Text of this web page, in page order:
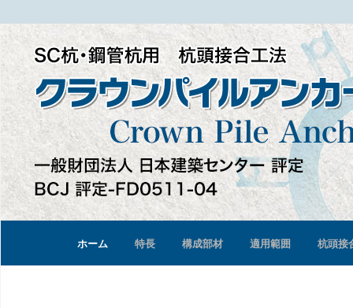
ホーム 特長 構成部材 適用範囲 杭頭接